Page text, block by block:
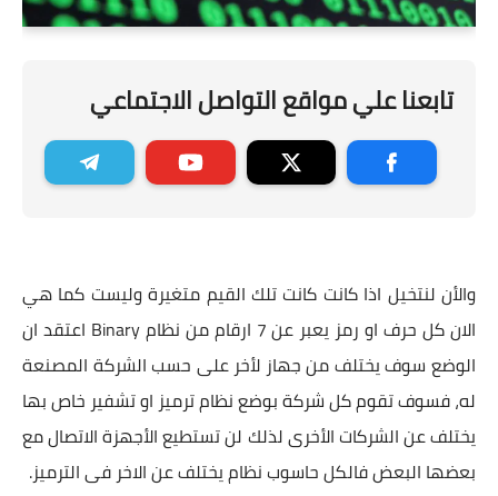
تابعنا علي مواقع التواصل الاجتماعي
والأن لنتخيل اذا كانت كانت تلك القيم متغيرة وليست كما هي
الان كل حرف او رمز يعبر عن 7 ارقام من نظام Binary اعتقد ان
الوضع سوف يختلف من جهاز لأخر على حسب الشركة المصنعة
له، فسوف تقوم كل شركة بوضع نظام ترميز او تشفير خاص بها
يختلف عن الشركات الأخرى لذلك لن تستطيع الأجهزة الاتصال مع
بعضها البعض فالكل حاسوب نظام يختلف عن الاخر فى الترميز.